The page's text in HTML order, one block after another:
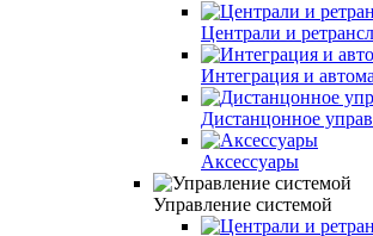
Централи и
Интеграция и
Дистанцонное
Аксессуары
Управление системой